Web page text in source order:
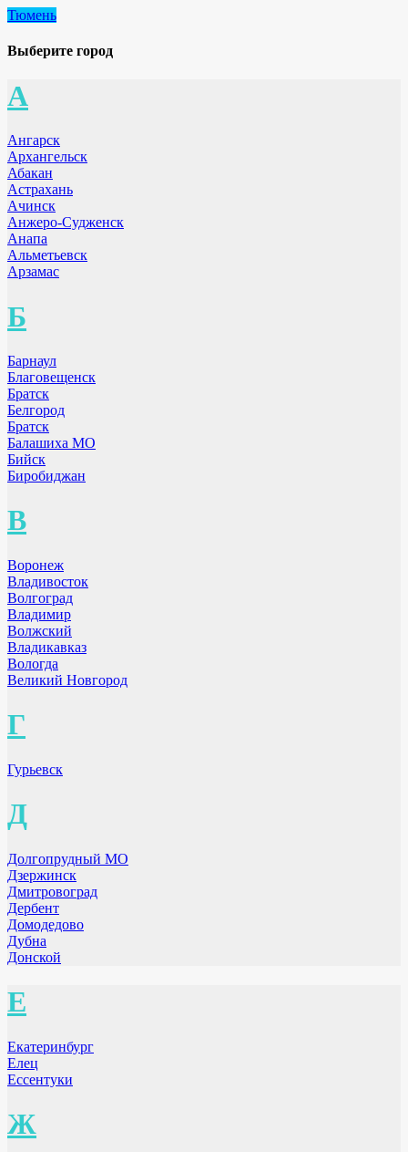
Тюмень
Выберите город
А
Ангарск
Архангельск
Абакан
Астрахань
Ачинск
Анжеро-Судженск
Анапа
Альметьевск
Арзамас
Б
Барнаул
Благовещенск
Братск
Белгород
Братск
Балашиха МО
Бийск
Биробиджан
В
Воронеж
Владивосток
Волгоград
Владимир
Волжский
Владикавказ
Вологда
Великий Новгород
Г
Гурьевск
Д
Долгопрудный МО
Дзержинск
Дмитровоград
Дербент
Домодедово
Дубна
Донской
Е
Екатеринбург
Елец
Ессентуки
Ж